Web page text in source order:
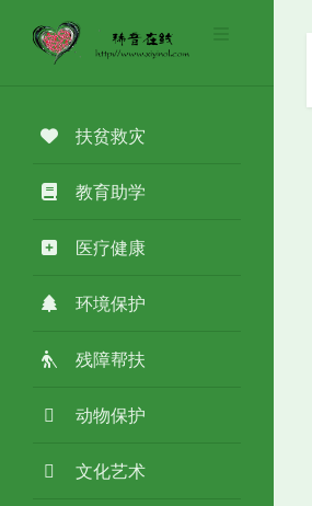
扶贫救灾
教育助学
医疗健康
环境保护
残障帮扶
动物保护
文化艺术